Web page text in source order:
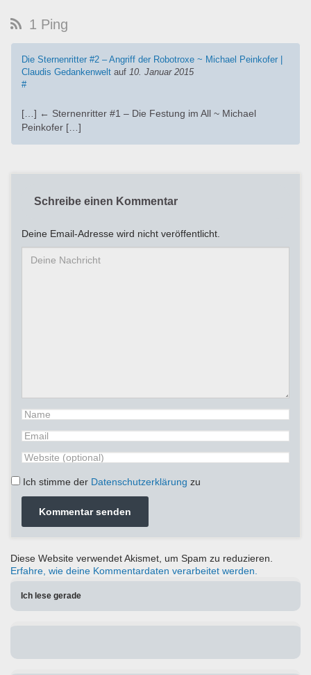
1 Ping
Die Sternenritter #2 – Angriff der Robotroxe ~ Michael Peinkofer |
Claudis Gedankenwelt auf 10. Januar 2015
#
[…] ← Sternenritter #1 – Die Festung im All ~ Michael
Peinkofer […]
Schreibe einen Kommentar
Deine Email-Adresse wird nicht veröffentlicht.
Ich stimme der Datenschutzerklärung zu
Diese Website verwendet Akismet, um Spam zu reduzieren.
Erfahre, wie deine Kommentardaten verarbeitet werden.
Ich lese gerade